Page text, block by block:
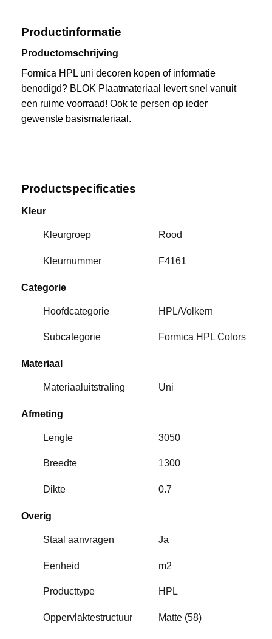
Productinformatie
Productomschrijving
Formica HPL uni decoren kopen of informatie
benodigd? BLOK Plaatmateriaal levert snel vanuit
een ruime voorraad! Ook te persen op ieder
gewenste basismateriaal.
Productspecificaties
Kleur
Kleurgroep Rood
Kleurnummer F4161
Categorie
Hoofdcategorie HPL/Volkern
Subcategorie Formica HPL Colors
Materiaal
Materiaaluitstraling Uni
Afmeting
Lengte 3050
Breedte 1300
Dikte 0.7
Overig
Staal aanvragen Ja
Eenheid m2
Producttype HPL
Oppervlaktestructuur Matte (58)